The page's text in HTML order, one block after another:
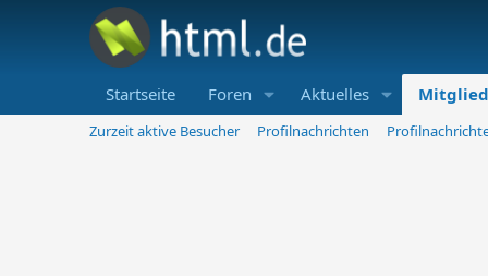
Startseite Foren Aktuelles
Zurzeit aktive Besucher Profilnachrichten